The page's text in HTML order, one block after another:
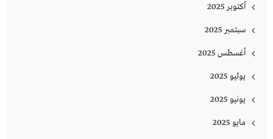
أكتوبر 2025
سبتمبر 2025
أغسطس 2025
يوليو 2025
يونيو 2025
مايو 2025